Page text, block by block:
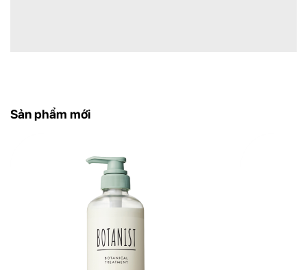
Sản phẩm mới